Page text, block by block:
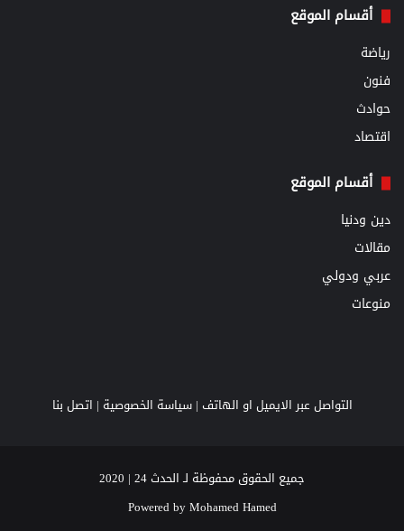
أقسام الموقع
رياضة
فنون
حوادث
اقتصاد
أقسام الموقع
دين ودنيا
مقالات
عربي ودولي
منوعات
التواصل عبر الايميل او الهاتف |سياسة الخصوصية | اتصل بنا
جميع الحقوق محفوظة لـ الحدث 24 | 2020
Powered byMohamed Hamed